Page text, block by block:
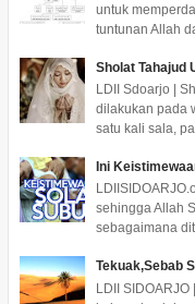
untuk
tuntunan Allah
Sholat Tahajud
LDII Sdoarjo |
dilakukan pada
satu kali sala,
Ini
sehingga Allah
sebagaimana
Tekuak,Sebab
LDII SIDOARJO